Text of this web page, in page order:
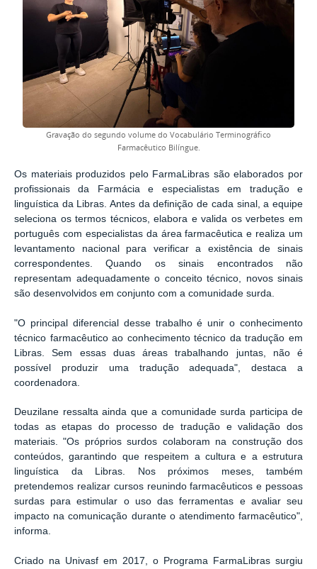
Gravação do segundo volume do Vocabulário Terminográfico
Farmacêutico Bilíngue.
Os materiais produzidos pelo FarmaLibras são elaborados por
profissionais da Farmácia e especialistas em tradução e
linguística da Libras. Antes da definição de cada sinal, a equipe
seleciona os termos técnicos, elabora e valida os verbetes em
português com especialistas da área farmacêutica e realiza um
levantamento nacional para verificar a existência de sinais
correspondentes. Quando os sinais encontrados não
representam adequadamente o conceito técnico, novos sinais
são desenvolvidos em conjunto com a comunidade surda.
"O principal diferencial desse trabalho é unir o conhecimento
técnico farmacêutico ao conhecimento técnico da tradução em
Libras. Sem essas duas áreas trabalhando juntas, não é
possível produzir uma tradução adequada", destaca a
coordenadora.
Deuzilane ressalta ainda que a comunidade surda participa de
todas as etapas do processo de tradução e validação dos
materiais. "Os próprios surdos colaboram na construção dos
conteúdos, garantindo que respeitem a cultura e a estrutura
linguística da Libras. Nos próximos meses, também
pretendemos realizar cursos reunindo farmacêuticos e pessoas
surdas para estimular o uso das ferramentas e avaliar seu
impacto na comunicação durante o atendimento farmacêutico",
informa.
Criado na Univasf em 2017, o Programa FarmaLibras surgiu